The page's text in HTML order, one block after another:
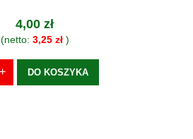
4,00 zł
(netto: 3,25 zł)
DO KOSZYKA